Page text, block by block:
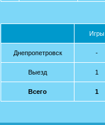
Игры
Днепропетровск -
Выезд 1
Всего 1